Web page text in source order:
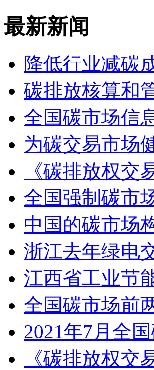
最新新闻
降低行业减碳
碳排放核算和
全国碳市场信
为碳交易市场
《碳排放权
全国强制碳市
中国的碳市场
浙江去年绿电
江西省工业节
全国碳市场前
2021年7月全
《碳排放权